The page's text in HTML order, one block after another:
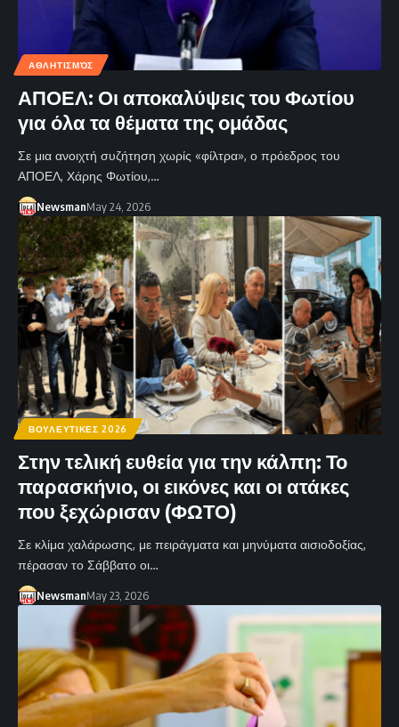
ΑΘΛΗΤΙΣΜΌΣ
ΑΠΟΕΛ: Οι αποκαλύψεις του Φωτίου
για όλα τα θέματα της ομάδας
Σε μια ανοιχτή συζήτηση χωρίς «φίλτρα», ο πρόεδρος του
ΑΠΟΕΛ, Χάρης Φωτίου,…
NewsmanMay 24, 2026
ΒΟΥΛΕΥΤΙΚΕΣ 2026
Στην τελική ευθεία για την κάλπη: Το
παρασκήνιο, οι εικόνες και οι ατάκες
που ξεχώρισαν (ΦΩΤΟ)
Σε κλίμα χαλάρωσης, με πειράγματα και μηνύματα αισιοδοξίας,
πέρασαν το Σάββατο οι…
NewsmanMay 23, 2026